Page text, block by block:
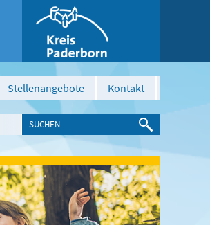
Stellenangebote Kontakt